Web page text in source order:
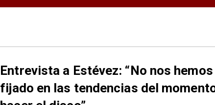
Entrevista a Estévez: “No nos hemos